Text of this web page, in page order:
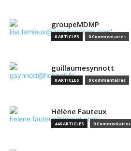
groupeMDMP
0 ARTICLES 0 Commentaires
guillaumesynnott
0 ARTICLES 0 Commentaires
Hélène Fauteux
446 ARTICLES 0 Commentaires